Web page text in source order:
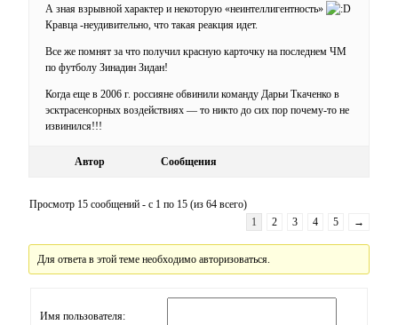
А зная взрывной характер и некоторую «неинтеллигентность»
Кравца -неудивительно, что такая реакция идет.
Все же помнят за что получил красную карточку на последнем ЧМ
по футболу Зинадин Зидан!
Когда еще в 2006 г. россияне обвинили команду Дарьи Ткаченко в
эсктрасенсорных воздействиях — то никто до сих пор почему-то не
извинился!!!
Автор Сообщения
Просмотр 15 сообщений - с 1 по 15 (из 64 всего)
1
2 3 4 5 →
Для ответа в этой теме необходимо авторизоваться.
Имя пользователя: